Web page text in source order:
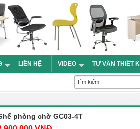
LIÊN HỆ VIDEO TƯ VẤN THIẾT
phòng chờ GC03-4T